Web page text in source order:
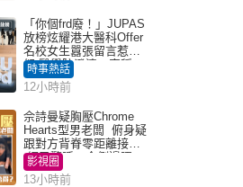
「你個frd廢！」JUPAS
放榜炫耀港大醫科Offer
名校女生囂張留言惹眾
怒 醫學院澄清：宣稱
「40.5分獲錄取」不符事
實｜Juicy叮
時事熱話
12小時前
佘詩曼疑胸壓Chrome
Hearts型男老闆 俯身疑
跟對方背脊零距離接觸
網民驚呼：企側邊唔
得？
影視圈
13小時前